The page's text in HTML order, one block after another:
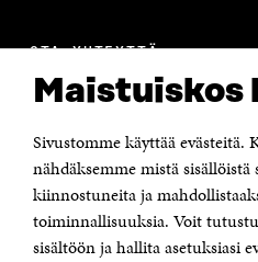
Maistuiskos
Sivustomme käyttää evästeitä.
nähdäksemme mistä
kiinnostuneita ja
toiminnallisuuksia. Voit
sisältöön ja hallita asetuksiasi
OTA YHTEYTTÄ
Itämerenkatu 11-13, PL 160,
00181 Helsinki
Puhelin +358 294 618 991
Sähköpostiosoite
Saapumisohjeet
Y-tunnus 0202132-3